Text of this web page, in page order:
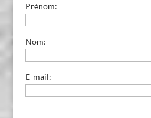
Prénom:
Nom:
E-mail: